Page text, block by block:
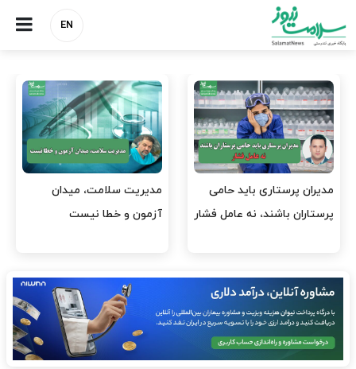
EN
وقت وزیر بهداشت باید صرف
افتتاح پروژه‌ها شود؟
واردات دارو و کالاهای اساسی
باید در اولویت تخصیص ارز